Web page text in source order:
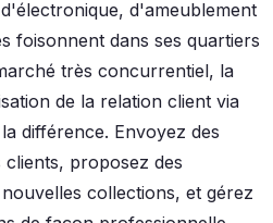
d'ameublement
foisonnent dans ses quartiers
très concurrentiel, la
de la relation client via
différence. Envoyez des
proposez des
collections, et gérez